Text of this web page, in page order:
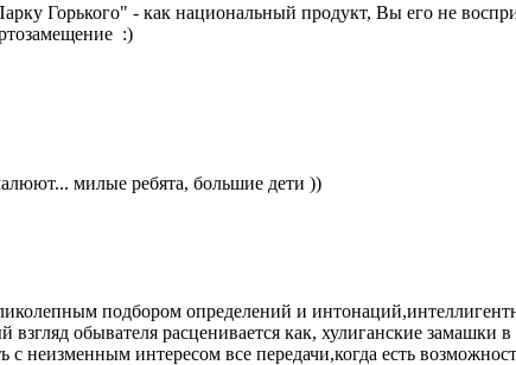
Горького" - как национальный продукт, Вы его не
:)
милые ребята, большие дети ))
подбором определений и
взгляд обывателя расценивается как, хулиганские
неизменным интересом все передачи,когда есть